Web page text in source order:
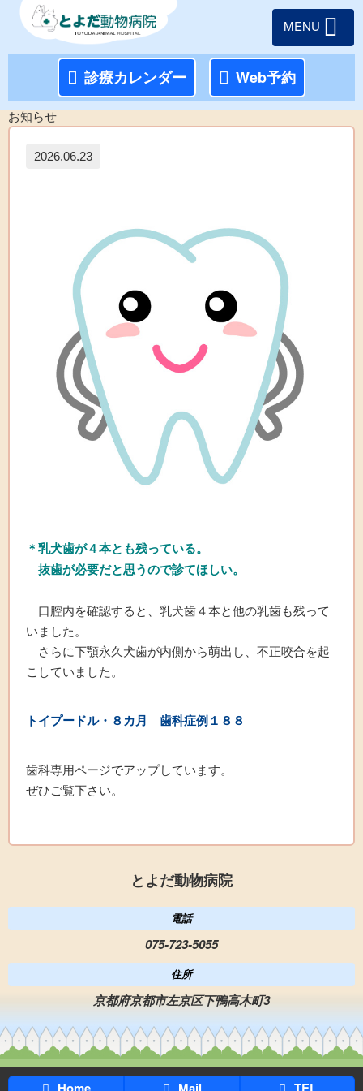
診療カレンダー Web予約
MENU
お知らせ
2026.06.23
＊乳犬歯が４本とも残っている。
抜歯が必要だと思うので診てほしい。
口腔内を確認すると、乳犬歯４本と他の乳歯も残って
いました。
さらに下顎永久犬歯が内側から萌出し、不正咬合を起
こしていました。
トイプードル・８カ月 歯科症例１８ ８
歯科専用ページでアップしています。
ぜひご覧下さい。
とよだ動物病院
電話
075-723-5055
住所
京都府京都市左京区下鴨高木町3